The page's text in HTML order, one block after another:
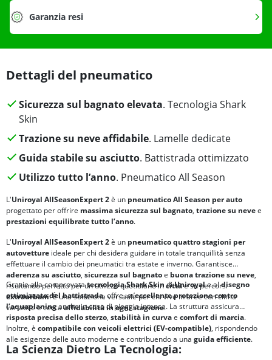
Garanzia resi
Dettagli del pneumatico
Sicurezza sul bagnato elevata. Tecnologia Shark
Skin
Trazione su neve affidabile. Lamelle dedicate
Guida stabile su asciutto. Battistrada ottimizzato
Utilizzo tutto l’anno. Pneumatico All Season
L'Uniroyal AllSeasonExpert 2è un pneumatico All Season per auto
progettato per offrire massima sicurezza sul bagnato, trazione su nevee
prestazioni equilibrate tutto l’anno.
L'Uniroyal AllSeasonExpert 2è un pneumatico quattro stagioni per
autovetture ideale per chi desidera guidare in totale tranquillità senza
effettuare il cambio dei pneumatici tra estate e inverno. Garantisce
aderenza su asciutto, sicurezza sul bagnatoe buona trazione su neve,
risultando perfetto per un utilizzo quotidiano incittàe su percorsi
extraurbani. È una soluzione versatile per chi vive in aree con clima
variabile e cercaaffidabilità in ogni stagione.
Grazie alla comprovatatecnologia Shark SkindiUniroyale aldisegno
ottimizzato del battistrada, offre un’eccellenteprotezione contro
l’aquaplaninganche in caso di pioggia intensa. La struttura assicura
risposta precisa dello sterzo, stabilità in curvae comfort di marcia.
Inoltre, è compatibile con veicoli elettrici (EV-compatible), rispondendo
alle esigenze delle auto moderne e contribuendo a una guida efficiente.
La Scienza Dietro La Tecnologia: